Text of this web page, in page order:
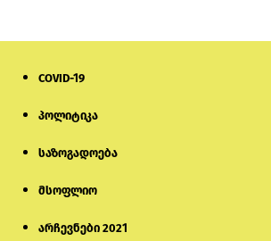
COVID-19
პოლიტიკა
საზოგადოება
მსოფლიო
არჩევნები 2021